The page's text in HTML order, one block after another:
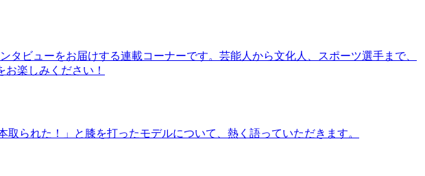
ビューをお届けする連載コーナーです。芸能人から文化人、スポーツ選手まで、
楽しみください！
られた！」と膝を打ったモデルについて、熱く語っていただきます。